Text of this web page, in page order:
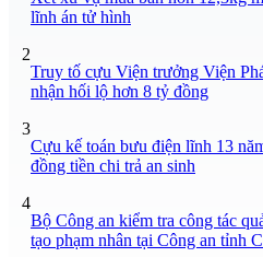
lĩnh án tử hình
2
Truy tố cựu Viện trưởng Viện
nhận hối lộ hơn 8 tỷ đồng
3
Cựu kế toán bưu điện lĩnh 13
đồng tiền chi trả an sinh
4
Bộ Công an kiểm tra công tác
tạo phạm nhân tại Công an tỉnh